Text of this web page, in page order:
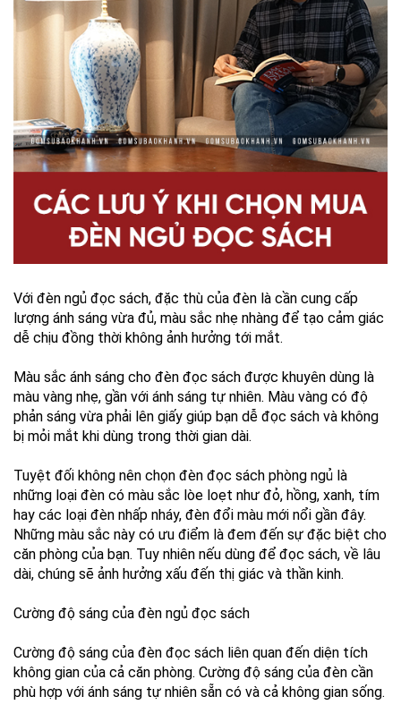
Với đèn ngủ đọc sách, đặc thù của đèn là cần cung cấp
lượng ánh sáng vừa đủ, màu sắc nhẹ nhàng để tạo cảm giác
dễ chịu đồng thời không ảnh hưởng tới mắt.
Màu sắc ánh sáng cho đèn đọc sách được khuyên dùng là
màu vàng nhẹ, gần với ánh sáng tự nhiên. Màu vàng có độ
phản sáng vừa phải lên giấy giúp bạn dễ đọc sách và không
bị mỏi mắt khi dùng trong thời gian dài.
Tuyệt đối không nên chọn đèn đọc sách phòng ngủ là
những loại đèn có màu sắc lòe loẹt như đỏ, hồng, xanh, tím
hay các loại đèn nhấp nháy, đèn đổi màu mới nổi gần đây.
Những màu sắc này có ưu điểm là đem đến sự đặc biệt cho
căn phòng của bạn. Tuy nhiên nếu dùng để đọc sách, về lâu
dài, chúng sẽ ảnh hưởng xấu đến thị giác và thần kinh.
Cường độ sáng của đèn ngủ đọc sách
Cường độ sáng của đèn đọc sách liên quan đến diện tích
không gian của cả căn phòng. Cường độ sáng của đèn cần
phù hợp với ánh sáng tự nhiên sẵn có và cả không gian sống.